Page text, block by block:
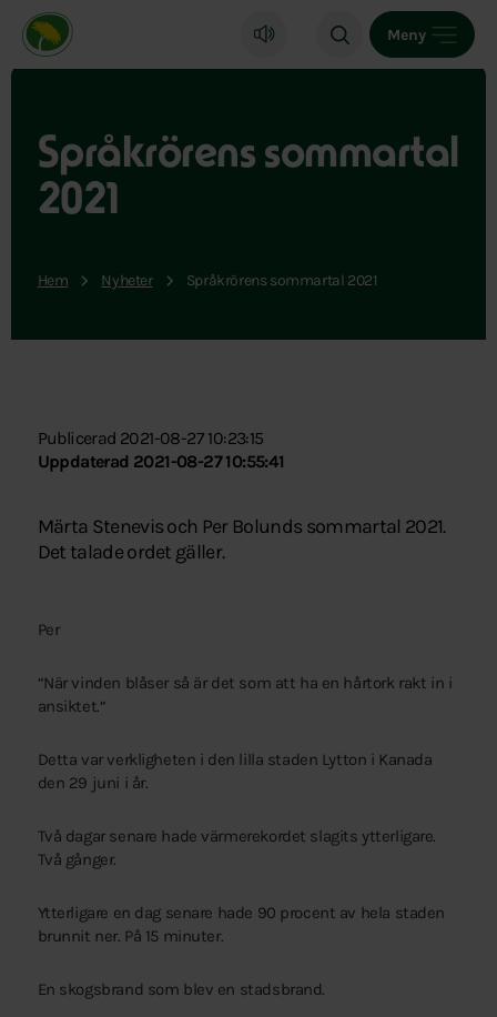
Miljöpartiet de gröna, startsida
Meny
Språkrörens sommartal
2021
Hem Nyheter Språkrörens sommartal 2021
Publicerad 2021-08-27 10:23:15
Uppdaterad 2021-08-27 10:55:41
Märta Stenevis och Per Bolunds sommartal 2021.
Det talade ordet gäller.
Per
“När vinden blåser så är det som att ha en hårtork rakt in i
ansiktet.“
Detta var verkligheten i den lilla staden Lytton i Kanada
den 29 juni i år.
Två dagar senare hade värmerekordet slagits ytterligare.
Två gånger.
Ytterligare en dag senare hade 90 procent av hela staden
brunnit ner. På 15 minuter.
En skogsbrand som blev en stadsbrand.